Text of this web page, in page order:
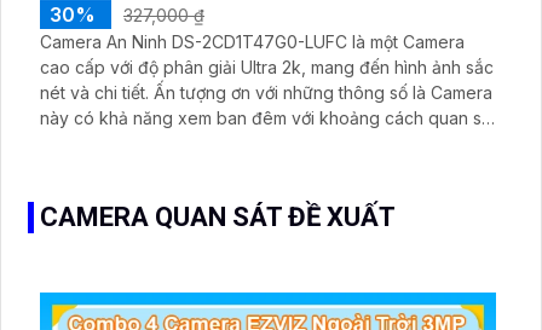
30%
327,000 ₫
Camera An Ninh DS-2CD1T47G0-LUFC là một Camera
cao cấp với độ phân giải Ultra 2k, mang đến hình ảnh sắc
nét và chi tiết. Ấn tượng ơn với những thông số là Camera
này có khả năng xem ban đêm với khoảng cách quan sát
CAMERA QUAN SÁT ĐỀ XUẤT